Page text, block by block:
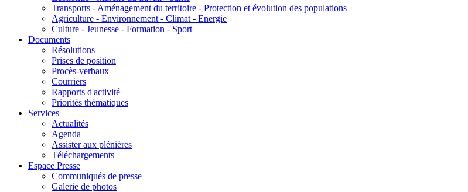
Transports - Aménagement du territoire - Protection et évolution des populations
Agriculture - Environnement - Climat - Energie
Culture - Jeunesse - Formation - Sport
Documents
Résolutions
Prises de position
Procès-verbaux
Courriers
Rapports d'activité
Priorités thématiques
Services
Actualités
Agenda
Assister aux plénières
Téléchargements
Espace Presse
Communiqués de presse
Galerie de photos